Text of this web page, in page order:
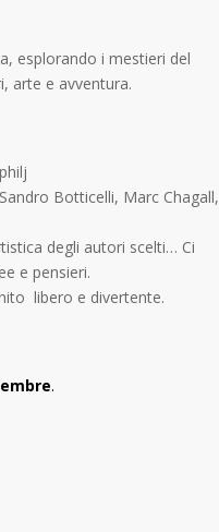
esplorando i mestieri del
arte e avventura.
Botticelli, Marc Chagall,
degli autori scelti… Ci
e pensieri.
libero e divertente.
.